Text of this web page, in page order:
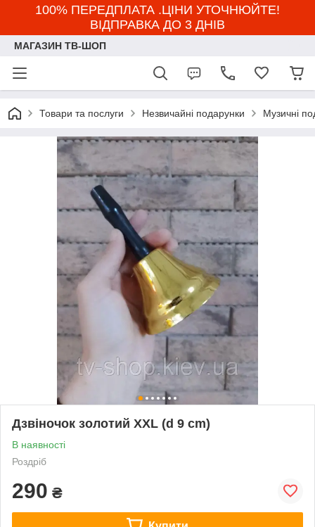
100% ПЕРЕДПЛАТА .ЦІНИ УТОЧНЮЙТЕ!
ВІДПРАВКА ДО 3 ДНІВ
МАГАЗИН ТВ-ШОП
Товари та послуги Незвичайні подарунки Музичні
Дзвіночок золотий ХXL (d 9 cm)
В наявності
Роздріб
290 ₴